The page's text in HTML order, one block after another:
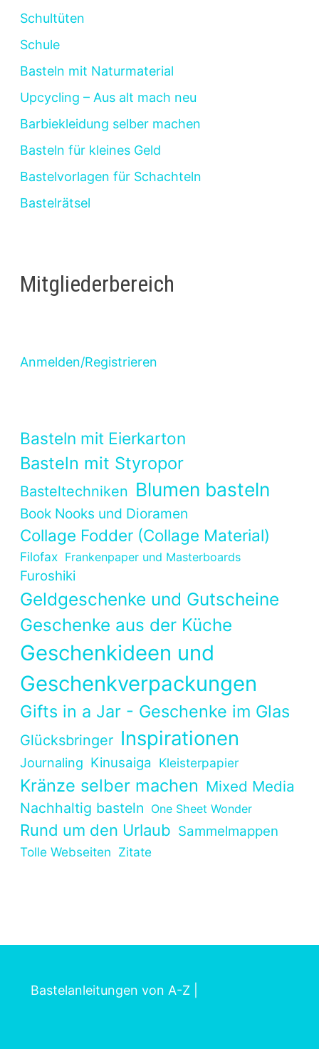
Schultüten
Schule
Basteln mit Naturmaterial
Upcycling – Aus alt mach neu
Barbiekleidung selber machen
Basteln für kleines Geld
Bastelvorlagen für Schachteln
Bastelrätsel
Mitgliederbereich
Anmelden/Registrieren
Basteln mit Eierkarton
Basteln mit Styropor
Basteltechniken Blumen basteln
Book Nooks und Dioramen
Collage Fodder (Collage Material)
Filofax Frankenpaper und Masterboards
Furoshiki
Geldgeschenke und Gutscheine
Geschenke aus der Küche
Geschenkideen und
Geschenkverpackungen
Gifts in a Jar - Geschenke im Glas
Glücksbringer Inspirationen
Journaling Kinusaiga Kleisterpapier
Kränze selber machen Mixed Media
Nachhaltig basteln One Sheet Wonder
Rund um den Urlaub Sammelmappen
Tolle Webseiten Zitate
Bastelanleitungen von A-Z